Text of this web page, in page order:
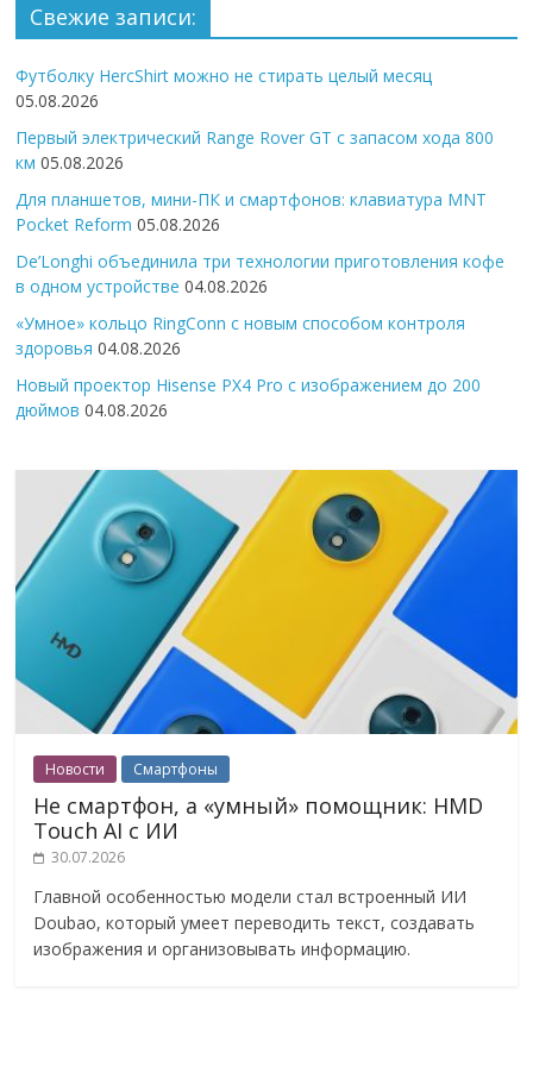
Свежие записи:
Футболку HercShirt можно не стирать целый месяц
05.08.2026
Первый электрический Range Rover GT с запасом хода 800
км 05.08.2026
Для планшетов, мини-ПК и смартфонов: клавиатура MNT
Pocket Reform 05.08.2026
De’Longhi объединила три технологии приготовления кофе
в одном устройстве 04.08.2026
«Умное» кольцо RingConn с новым способом контроля
здоровья 04.08.2026
Новый проектор Hisense PX4 Pro с изображением до 200
дюймов 04.08.2026
Новости Смартфоны
Не смартфон, а «умный» помощник: HMD
Touch AI с ИИ
30.07.2026
Главной особенностью модели стал встроенный ИИ
Doubao, который умеет переводить текст, создавать
изображения и организовывать информацию.